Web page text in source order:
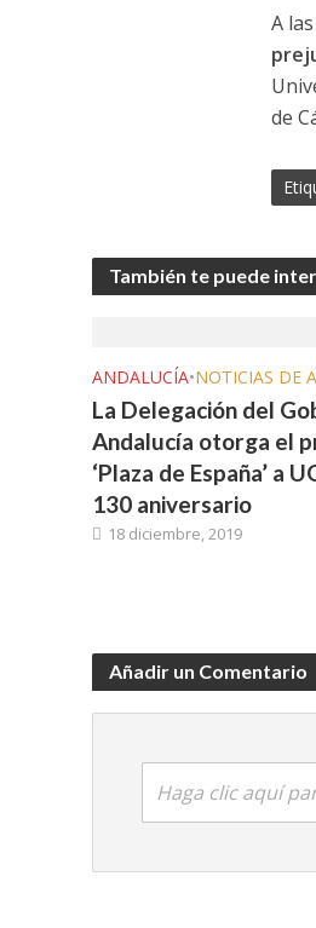
A
de
También te puede
ANDALUCÍA•NOTICIAS DE
La Delegación del
Andalucía otorga el
‘Plaza de España’ a
130 aniversario
18 diciembre, 2019
Añadir un Comentario
Haga clic aquí